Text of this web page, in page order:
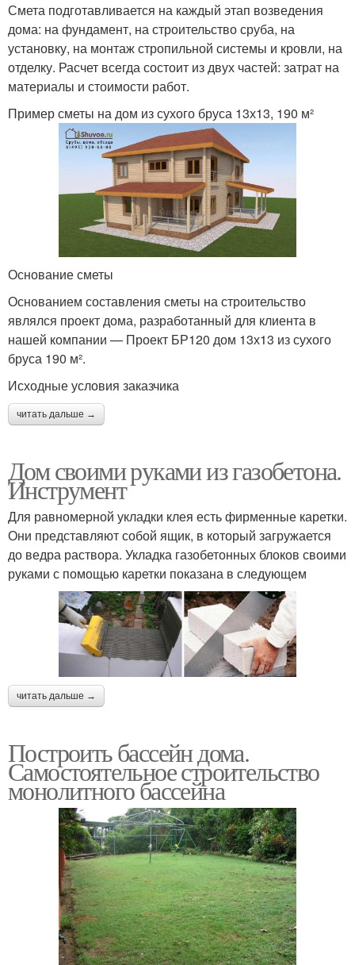
Смета подготавливается на каждый этап возведения
дома: на фундамент, на строительство сруба, на
установку, на монтаж стропильной системы и кровли, на
отделку. Расчет всегда состоит из двух частей: затрат на
материалы и стоимости работ.
Пример сметы на дом из сухого бруса 13х13, 190 м²
Основание сметы
Основанием составления сметы на строительство
являлся проект дома, разработанный для клиента в
нашей компании — Проект БР120 дом 13х13 из сухого
бруса 190 м².
Исходные условия заказчика
читать дальше →
Дом своими руками из газобетона.
Инструмент
Для равномерной укладки клея есть фирменные каретки.
Они представляют собой ящик, в который загружается
до ведра раствора. Укладка газобетонных блоков своими
руками с помощью каретки показана в следующем
читать дальше →
Построить бассейн дома.
Самостоятельное строительство
монолитного бассейна